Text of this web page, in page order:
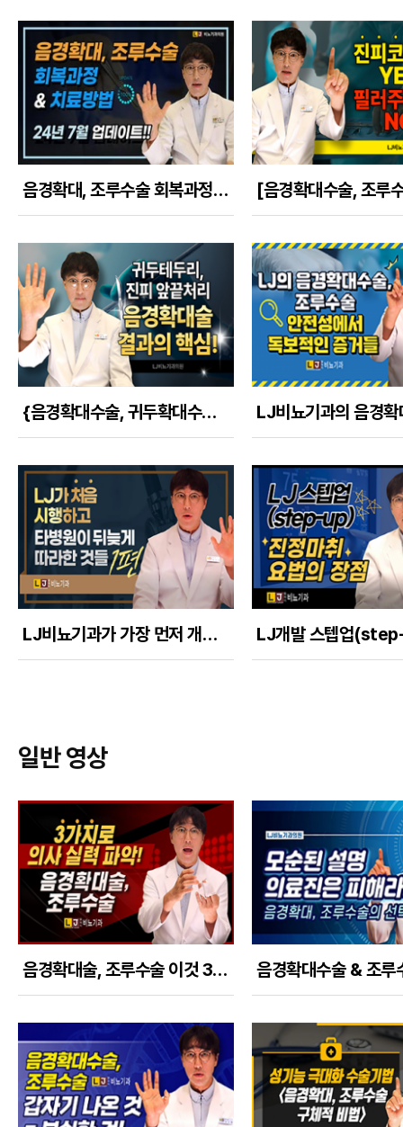
음경확대, 조루수술 회복과정과 치료방법의 정석 (only LJ비뇨기과 /엘제이만 적용)
{음경확대수술, 귀두확대수술} 귀두테두리 및 진피의 앞쪽 테두리 처리가 수술결과를 좌우한다!
LJ비뇨기과가 가장 먼저 개발, 발표, 시행 후 타병원이 따라하는것들 1편
일반 영상
음경확대술, 조루수술 이것 3가지면 의사 실력을 쉽게 파악할 수 있다!